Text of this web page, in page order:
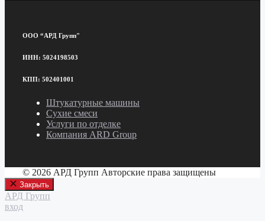
ООО “АРД Групп"
ИНН: 5024198503
КПП: 502401001
Штукатурные машины
Сухие смеси
Услуги по отделке
Компания ARD Group
© 2026 АРД Групп Авторские права защищены
Закрыть
АРД Групп
вход